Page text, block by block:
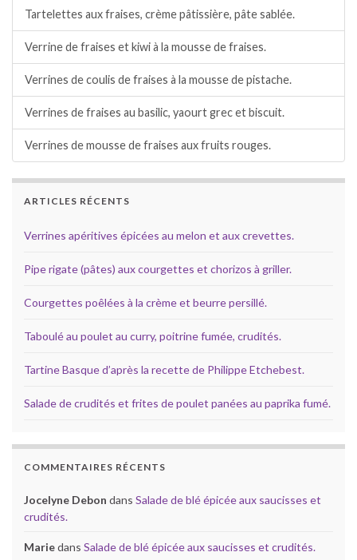
Tartelettes aux fraises, crème pâtissière, pâte sablée.
Verrine de fraises et kiwi à la mousse de fraises.
Verrines de coulis de fraises à la mousse de pistache.
Verrines de fraises au basilic, yaourt grec et biscuit.
Verrines de mousse de fraises aux fruits rouges.
ARTICLES RÉCENTS
Verrines apéritives épicées au melon et aux crevettes.
Pipe rigate (pâtes) aux courgettes et chorizos à griller.
Courgettes poêlées à la crème et beurre persillé.
Taboulé au poulet au curry, poitrine fumée, crudités.
Tartine Basque d’après la recette de Philippe Etchebest.
Salade de crudités et frites de poulet panées au paprika fumé.
COMMENTAIRES RÉCENTS
Jocelyne Debon dans Salade de blé épicée aux saucisses et
crudités.
Mariedans Salade de blé épicée aux saucisses et crudités.